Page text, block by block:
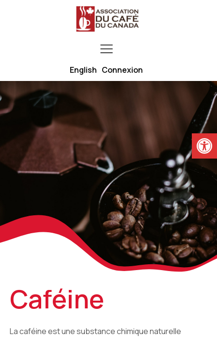
Ouvrir
English Connexion
Caféine
La caféine est une substance chimique naturelle